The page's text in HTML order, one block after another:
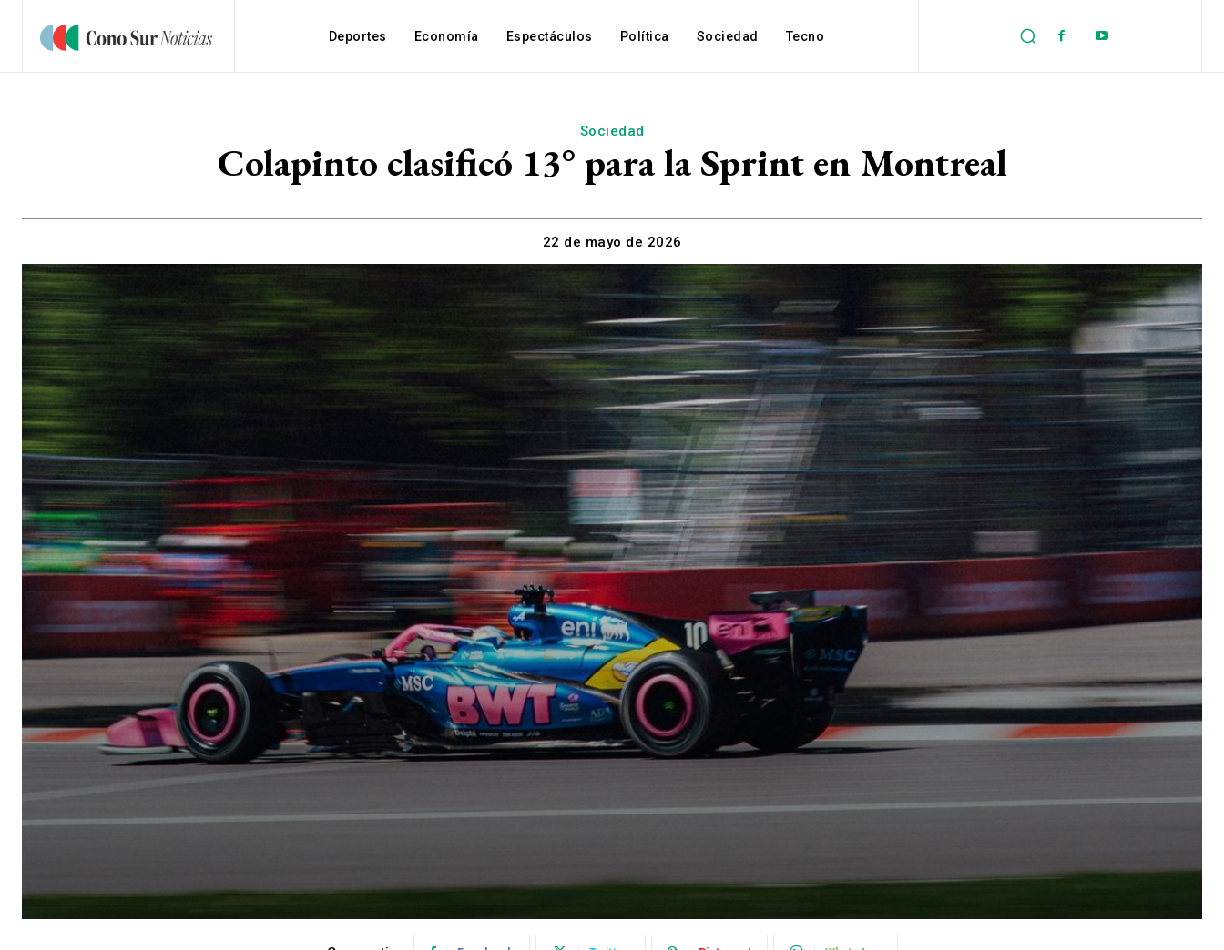
Deportes Economía Espectáculos Política Sociedad Tecno
Sociedad
Colapinto clasificó 13° para la Sprint en Montreal
22 de mayo de 2026